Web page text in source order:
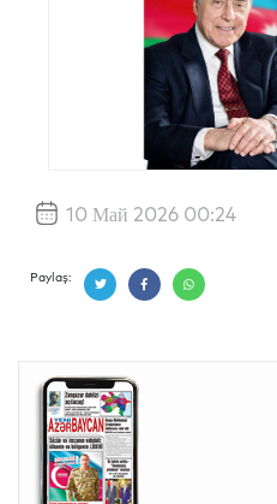
10 Май 2026 00:24
Paylaş: